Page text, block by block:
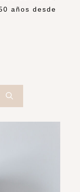
años desde